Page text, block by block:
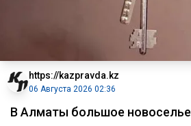
https://kazpravda.kz
06 Августа 2026 02:36
В Алматы большое новоселье